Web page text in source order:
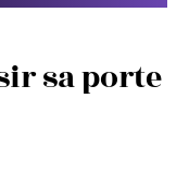
sa porte